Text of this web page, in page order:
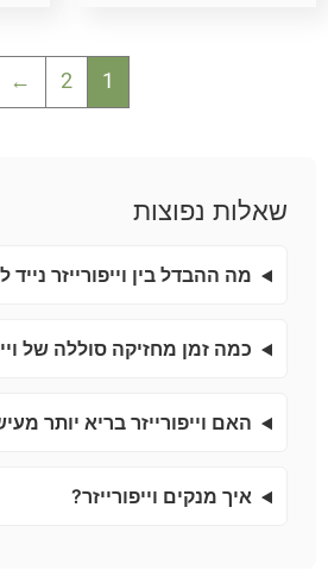
1
2
←
שאלות נפוצות
מה ההבדל בין וייפורייזר נייד
כמה זמן מחזיקה סוללה של
האם וייפורייזר בריא יותר
איך מנקים וייפורייזר?